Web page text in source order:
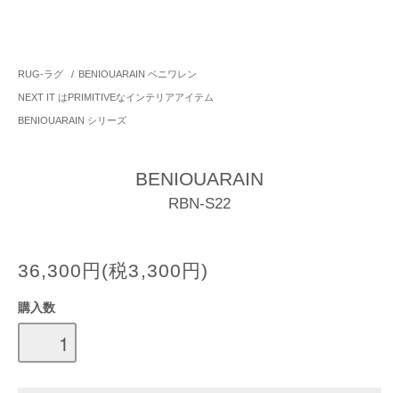
RUG-ラグ / BENIOUARAIN ベニワレン
NEXT IT はPRIMITIVEなインテリアアイテム
BENIOUARAIN シリーズ
BENIOUARAIN
RBN-S22
36,300円(税3,300円)
購入数